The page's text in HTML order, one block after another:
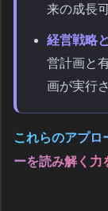
来の成長
経営戦略
営計画と
画が実行
これらのアプロ
ーを読み解く力